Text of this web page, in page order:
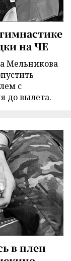
на ЧЕ
Мельникова
с
до вылета.
в плен